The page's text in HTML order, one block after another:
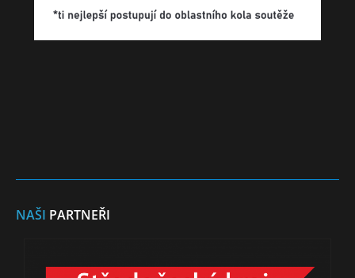
NAŠI PARTNEŘI